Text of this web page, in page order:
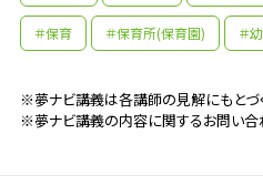
＃保育 ＃保育所(保育園) ＃
※夢ナビ講義は各講師の見解にもとづ
※夢ナビ講義の内容に関するお問い合